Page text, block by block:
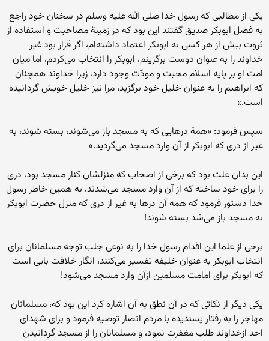
یکی از مطالبی که رسول خدا صلی الله علیه وسلم در سخنان خود راجع
به فضل ابوبکر صدیق گفتند این بود که در زمینة مصاحبت و استفاده از
ثروت بیش از هر کسی به ابوبکر اعتماد داشته‌ام، اگر قرار بود غیر
خداوند را به عنوان دوست برگزینم، ابوبکر را انتخاب می‌کردم، اما میان
امت او بر پایه اسلام محبت و مودّت وجود دارد، زیرا خداوند همچنان
که ابراهیم را به عنوان خلیل خود برگزید، مرا نیز خلیل خویش گردانیده
است.»
سپس فرمود: «همة درهایی که به مسجد باز می‌شوند، بسته شوند، به
غیر از دری که ابوبکر از آن وارد مسجد می‌گردید.»
این بدان علت بود که برخی از اصحاب که منزلشان کنار مسجد بود، دری
را برای خود ساخته که از آن وارد مسجد می‌شدند، به همین خاطر رسول
خدا دستور فرمود که همه آن درها به غیر از دری که منزل حضرت ابوبکر
به مسجد باز می‌شد بسته شوند!
برخی از علما این اقدام رسول خدا را به نوعی جلب توجه مسلمانان برای
انتخاب ابوبکر به عنوان خلیفه تفسیر می‌کنند، انگار خلافت بابی است
که ابوبکر برای امامت مسلمین ازآن وارد مسجد می‌شود!
یکی دیگر از نکاتی که در آن نطق به آن اشاره کرد این بود که، مسلمانان
مهاجر را به رفتار پسندیده با مردم انصار توصیه فرمود و برای شهدای
احد ازخداوند طلب مغفرت نمود، و مسلمانان را از مسجد گردانیدن